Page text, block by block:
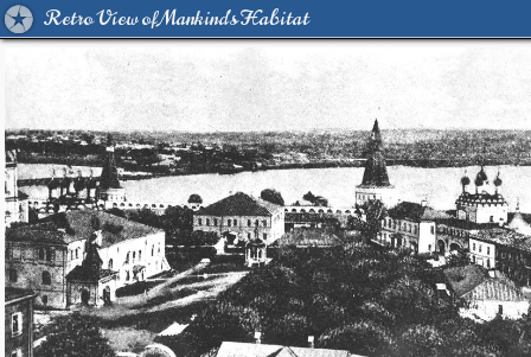
Retro View of Mankind's Habitat